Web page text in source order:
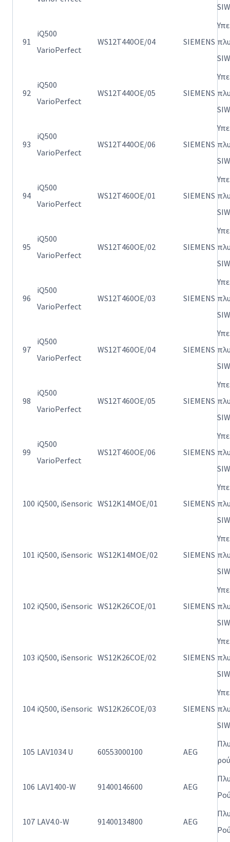
91
iQ500
VarioPerfect
WS12T440OE/04 SIEMENS
92
iQ500
VarioPerfect
WS12T440OE/05 SIEMENS
93
iQ500
VarioPerfect
WS12T440OE/06 SIEMENS
94
iQ500
VarioPerfect
WS12T460OE/01 SIEMENS
95
iQ500
VarioPerfect
WS12T460OE/02 SIEMENS
96
iQ500
VarioPerfect
WS12T460OE/03 SIEMENS
97
iQ500
VarioPerfect
WS12T460OE/04 SIEMENS
98
iQ500
VarioPerfect
WS12T460OE/05 SIEMENS
99
iQ500
VarioPerfect
WS12T460OE/06 SIEMENS
100 iQ500, iSensoric WS12K14MOE/01 SIEMENS
101 iQ500, iSensoric WS12K14MOE/02 SIEMENS
102 iQ500, iSensoric WS12K26COE/01 SIEMENS
103 iQ500, iSensoric WS12K26COE/02 SIEMENS
104 iQ500, iSensoric WS12K26COE/03 SIEMENS
105 LAV1034 U 60553000100 AEG
106 LAV1400-W 91400146600 AEG
107 LAV4.0-W 91400134800 AEG